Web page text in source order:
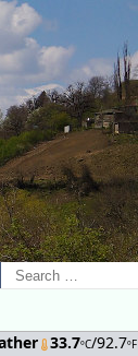
33.7ºC/92.7ºF